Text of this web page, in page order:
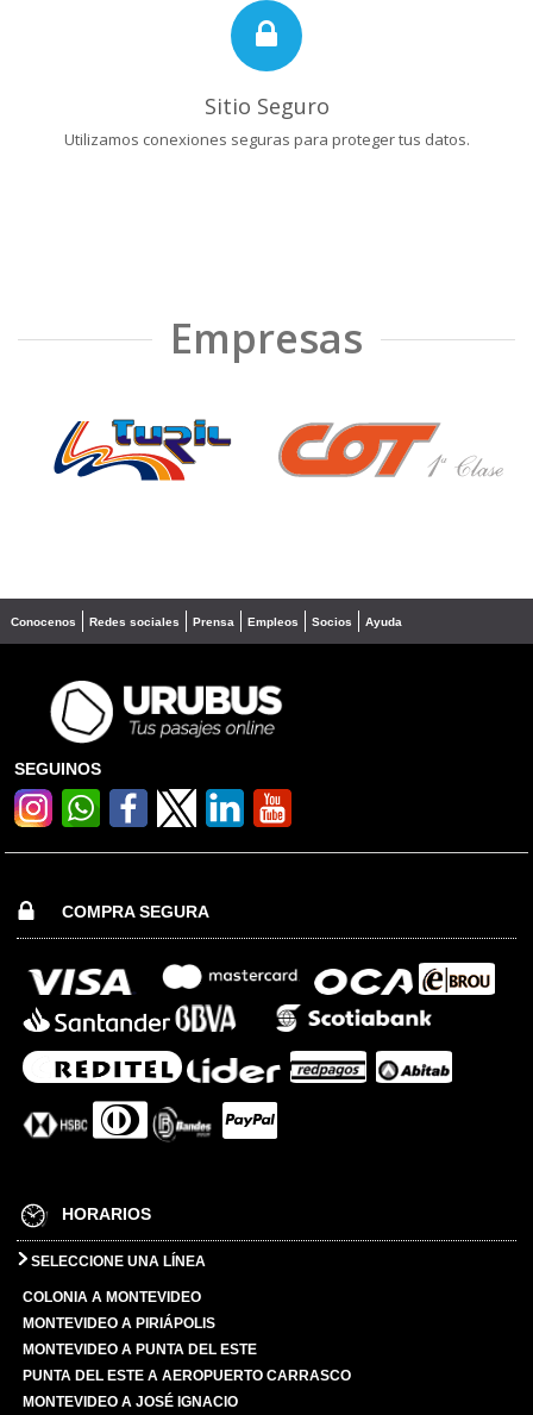
Sitio Seguro
Utilizamos conexiones seguras para proteger tus datos.
Empresas
❮ ❯
Conocenos Redes sociales Prensa Empleos Socios Ayuda
SEGUINOS
COMPRA SEGURA
HORARIOS
SELECCIONE UNA LÍNEA
COLONIA A MONTEVIDEO
MONTEVIDEO A PIRIÁPOLIS
MONTEVIDEO A PUNTA DEL ESTE
PUNTA DEL ESTE A AEROPUERTO CARRASCO
MONTEVIDEO A JOSÉ IGNACIO